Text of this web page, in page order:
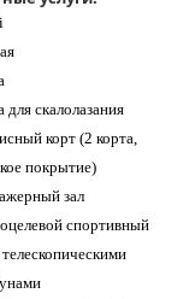
для скалолазания
корт (2 корта,
покрытие)
зал
спортивный
телескопическими